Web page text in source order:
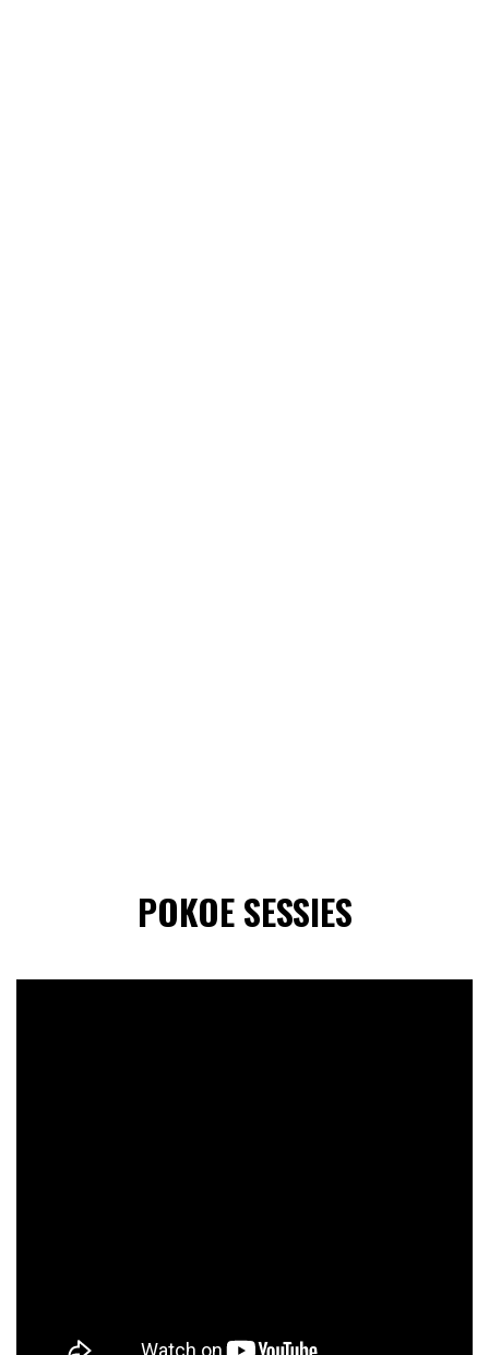
POKOE SESSIES